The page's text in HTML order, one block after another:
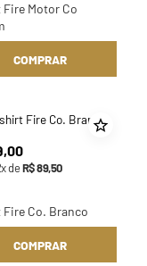
Motor Co
COMPRAR
,00
x deR$89,50
Co. Branco
COMPRAR